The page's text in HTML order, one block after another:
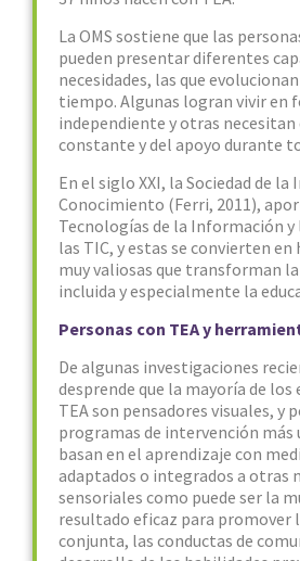
La OMS sostiene que las
pueden presentar diferentes
necesidades, las que
tiempo. Algunas logran vivir en
independiente y otras necesitan
constante y del apoyo durante
En el siglo XXI, la Sociedad de
Conocimiento (Ferri, 2011),
Tecnologías de la Información y
las TIC, y estas se convierten
muy valiosas que transforman
incluida y especialmente la
Personas con TEA y
De algunas investigaciones
desprende que la mayoría de
TEA son pensadores visuales, y
programas de intervención más
basan en el aprendizaje con
adaptados o integrados a otras
sensoriales como puede ser la
resultado eficaz para promover
conjunta, las conductas de